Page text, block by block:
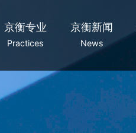
京衡专业
Practices
京衡新闻
News